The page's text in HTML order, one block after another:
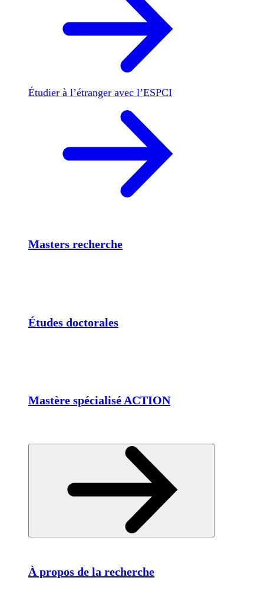
Étudier à l’étranger avec l’ESPCI
Masters recherche
Études doctorales
Mastère spécialisé ACTION
À propos de la recherche